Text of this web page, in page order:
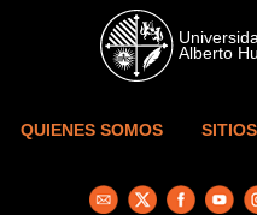
Skip to main content
QUIENES SOMOS